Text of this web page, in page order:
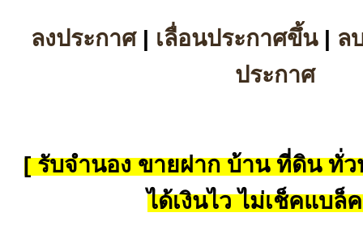
ลงประกาศ| เลื่อนประกาศขึ้น| ล
ประกาศ
[ รับจำนอง ขายฝาก บ้าน ที่ดิน ทั่ว
ได้เงินไว ไม่เช็คแบล็